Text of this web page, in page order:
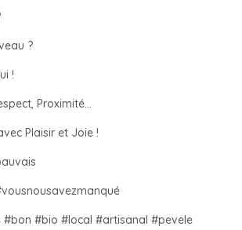
?
!
Proximité…
Plaisir et Joie !
#bon #bio #local #artisanal #pevele